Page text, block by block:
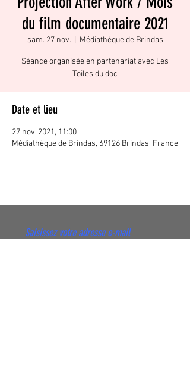
du film documentaire 2021
sam. 27 nov.
  |
Médiathèque de Brindas
Séance organisée en partenariat avec Les
Toiles du doc
Date et lieu
27 nov. 2021, 11:00
Médiathèque de Brindas, 69126 Brindas, France